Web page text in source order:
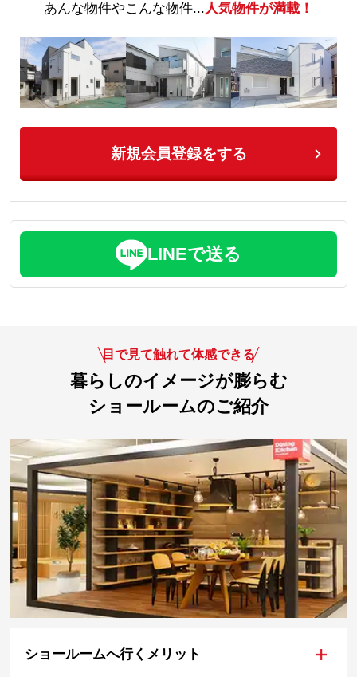
あんな物件やこんな物件...人気物件が満載！
新規会員登録をする
LINEで送る
目で見て触れて体感できる
暮らしのイメージが膨らむ
ショールームのご紹介
ショールームへ行くメリット +